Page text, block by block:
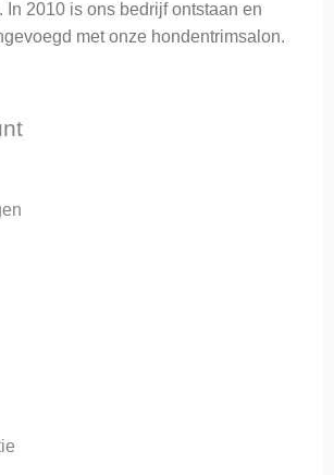
In 2010 is ons bedrijf ontstaan en
met onze hondentrimsalon.